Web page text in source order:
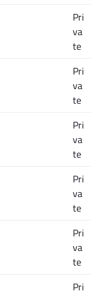
Pri
va
te
Pri
va
te
Pri
va
te
Pri
va
te
Pri
va
te
Pri